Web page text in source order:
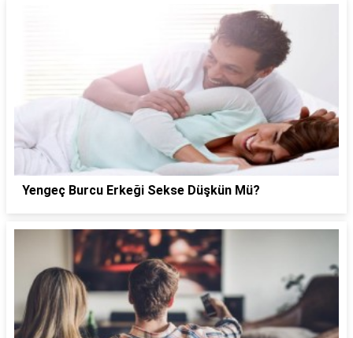
Yengeç Burcu Erkeği Sekse Düşkün Mü?